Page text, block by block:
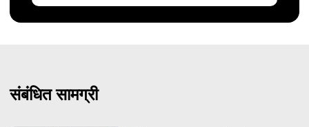
संबंधित सामग्री